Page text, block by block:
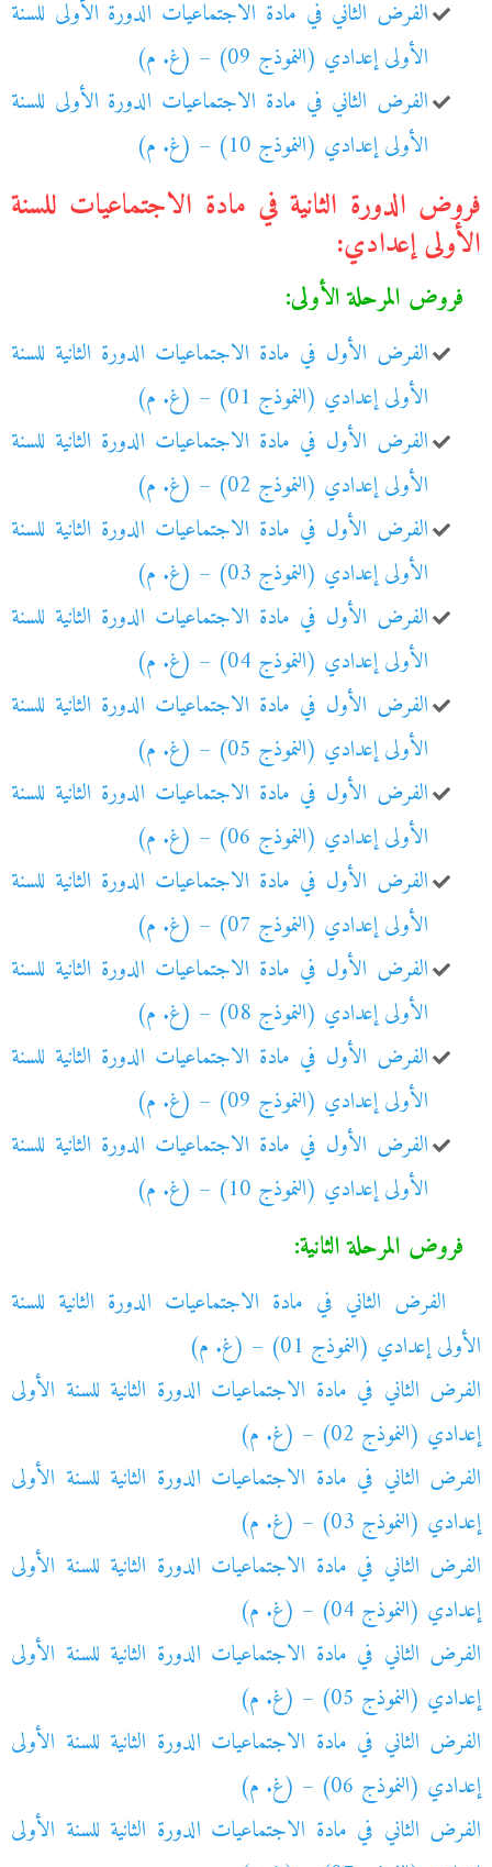
الفرض الثاني في مادة الاجتماعيات الدورة الأولى للسنة
الأولى إعدادي (النموذج 09) – (غ. م)
الفرض الثاني في مادة الاجتماعيات الدورة الأولى للسنة
الأولى إعدادي (النموذج 10) – (غ. م)
فروض الدورة الثانية في مادة الاجتماعيات للسنة
الأولى إعدادي:
فروض المرحلة الأولى:
الفرض الأول في مادة الاجتماعيات الدورة الثانية للسنة
الأولى إعدادي (النموذج 01) – (غ. م)
الفرض الأول في مادة الاجتماعيات الدورة الثانية للسنة
الأولى إعدادي (النموذج 02) – (غ. م)
الفرض الأول في مادة الاجتماعيات الدورة الثانية للسنة
الأولى إعدادي (النموذج 03) – (غ. م)
الفرض الأول في مادة الاجتماعيات الدورة الثانية للسنة
الأولى إعدادي (النموذج 04) – (غ. م)
الفرض الأول في مادة الاجتماعيات الدورة الثانية للسنة
الأولى إعدادي (النموذج 05) – (غ. م)
الفرض الأول في مادة الاجتماعيات الدورة الثانية للسنة
الأولى إعدادي (النموذج 06) – (غ. م)
الفرض الأول في مادة الاجتماعيات الدورة الثانية للسنة
الأولى إعدادي (النموذج 07) – (غ. م)
الفرض الأول في مادة الاجتماعيات الدورة الثانية للسنة
الأولى إعدادي (النموذج 08) – (غ. م)
الفرض الأول في مادة الاجتماعيات الدورة الثانية للسنة
الأولى إعدادي (النموذج 09) – (غ. م)
الفرض الأول في مادة الاجتماعيات الدورة الثانية للسنة
الأولى إعدادي (النموذج 10) – (غ. م)
فروض المرحلة الثانية:
الفرض الثاني في مادة الاجتماعيات الدورة الثانية للسنة
الأولى إعدادي (النموذج 01) – (غ. م)
الفرض الثاني في مادة الاجتماعيات الدورة الثانية للسنة الأولى
إعدادي (النموذج 02) – (غ. م)
الفرض الثاني في مادة الاجتماعيات الدورة الثانية للسنة الأولى
إعدادي (النموذج 03) – (غ. م)
الفرض الثاني في مادة الاجتماعيات الدورة الثانية للسنة الأولى
إعدادي (النموذج 04) – (غ. م)
الفرض الثاني في مادة الاجتماعيات الدورة الثانية للسنة الأولى
إعدادي (النموذج 05) – (غ. م)
الفرض الثاني في مادة الاجتماعيات الدورة الثانية للسنة الأولى
إعدادي (النموذج 06) – (غ. م)
الفرض الثاني في مادة الاجتماعيات الدورة الثانية للسنة الأولى